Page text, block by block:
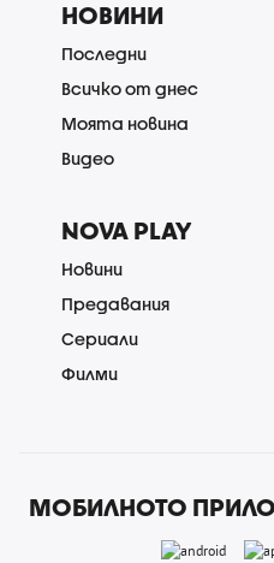
НОВИНИ
Последни
Всичко от днес
Моята новина
Видео
NOVA PLAY
Новини
Предавания
Сериали
Филми
МОБИЛНОТО